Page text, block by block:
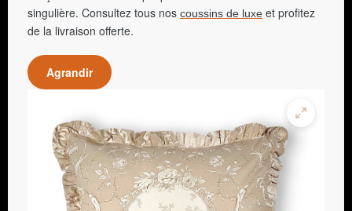
singulière. Consultez tous nos coussins de luxe et profitez
de la livraison offerte.
Agrandir